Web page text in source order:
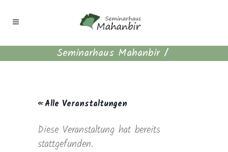
Seminarhaus Mahanbir/
« Alle Veranstaltungen
Diese Veranstaltung hat bereits
stattgefunden.